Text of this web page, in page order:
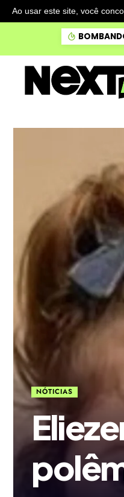
Ao usar este site, você
NÓTICIAS